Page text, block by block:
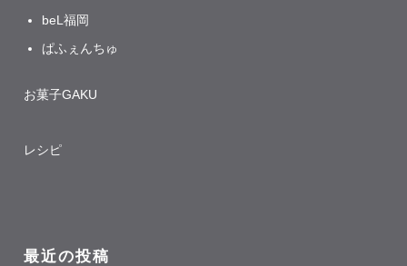
beL福岡
ぱふぇんちゅ
お菓子GAKU
レシピ
最近の投稿